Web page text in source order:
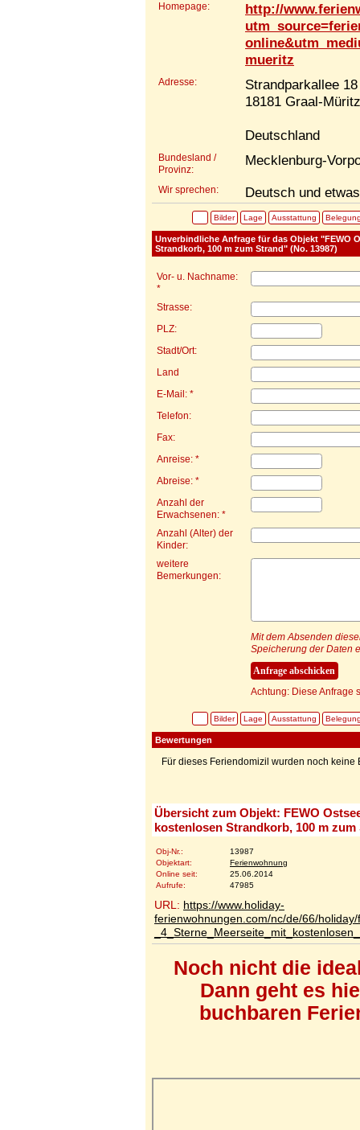
Homepage:
http://
mueritz
Adresse:
Strandparkallee 18
18181 Graal-Müritz
Deutschland
Bundesland /
Provinz:
Mecklenburg-
Wir sprechen: Deutsch und
Bilder Lage Ausstattung
Unverbindliche Anfrage für das Objekt "FEWO
Strandkorb, 100 m zum Strand" (No. 13987)
Vor- u. Nachname:
*
Strasse:
PLZ:
Stadt/Ort:
Land
E-Mail: *
Telefon:
Fax:
Anreise: *
Abreise: *
Anzahl der
Erwachsenen: *
Anzahl (Alter) der
Kinder:
weitere
Bemerkungen:
Mit dem Absenden
Speicherung der Daten
Achtung: Diese Anfrage
Bilder Lage Ausstattung
Bewertungen
Für dieses Feriendomizil wurden noch
Übersicht zum Objekt: FEWO
kostenlosen Strandkorb, 100 m zum
Obj-Nr.:
13987
Objektart:
Ferienwohnung
Online seit:
25.06.2014
Aufrufe:
47985
URL: https://www.holiday-
ferienwohnungen.com/nc/de/66/
Noch nicht die
Dann geht es
buchbaren